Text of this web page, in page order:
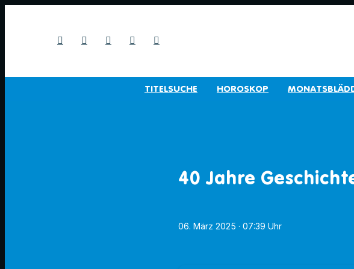
TITELSUCHE HOROSKOP
40 Jahre
06. März 2025 · 07:39 Uhr